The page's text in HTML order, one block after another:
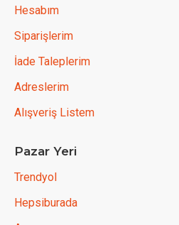
Hesabım
Siparişlerim
İade Taleplerim
Adreslerim
Alışveriş Listem
Pazar Yeri
Trendyol
Hepsiburada